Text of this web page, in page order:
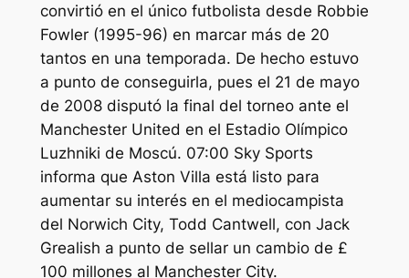
convirtió en el único futbolista desde Robbie
Fowler (1995-96) en marcar más de 20
tantos en una temporada. De hecho estuvo
a punto de conseguirla, pues el 21 de mayo
de 2008 disputó la final del torneo ante el
Manchester United en el Estadio Olímpico
Luzhniki de Moscú. 07:00 Sky Sports
informa que Aston Villa está listo para
aumentar su interés en el mediocampista
del Norwich City, Todd Cantwell, con Jack
Grealish a punto de sellar un cambio de £
100 millones al Manchester City.